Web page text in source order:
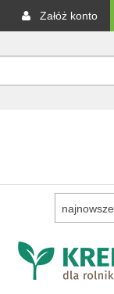
Załóż konto
najnowsze